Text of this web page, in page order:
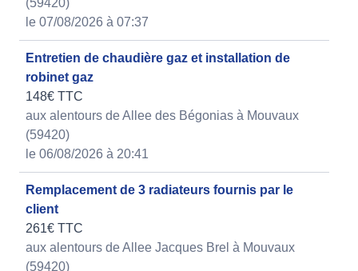
(59420)
le 07/08/2026 à 07:37
Entretien de chaudière gaz et installation de
robinet gaz
148€ TTC
aux alentours de Allee des Bégonias à Mouvaux
(59420)
le 06/08/2026 à 20:41
Remplacement de 3 radiateurs fournis par le
client
261€ TTC
aux alentours de Allee Jacques Brel à Mouvaux
(59420)